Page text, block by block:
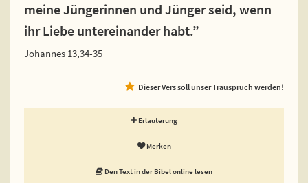
meine Jüngerinnen und Jünger seid, wenn
ihr Liebe untereinander habt.”
Johannes 13,34-35
Dieser Vers soll unser Trauspruch werden!
Erläuterung
Merken
Den Text in der Bibel online lesen